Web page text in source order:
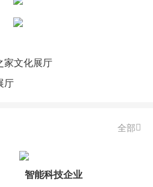
家文化展厅
厅
全部
智能科技企业